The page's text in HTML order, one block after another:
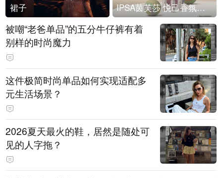
裙子 IPSA茵芙莎 悦己香氛凝露上市
被嘲“老爸单品”的五分牛仔裤有着
别样的时尚魔力
这件极简时尚单品如何实现适配多
元生活场景？
2026夏天最火的鞋，居然是随处可
见的人字拖？